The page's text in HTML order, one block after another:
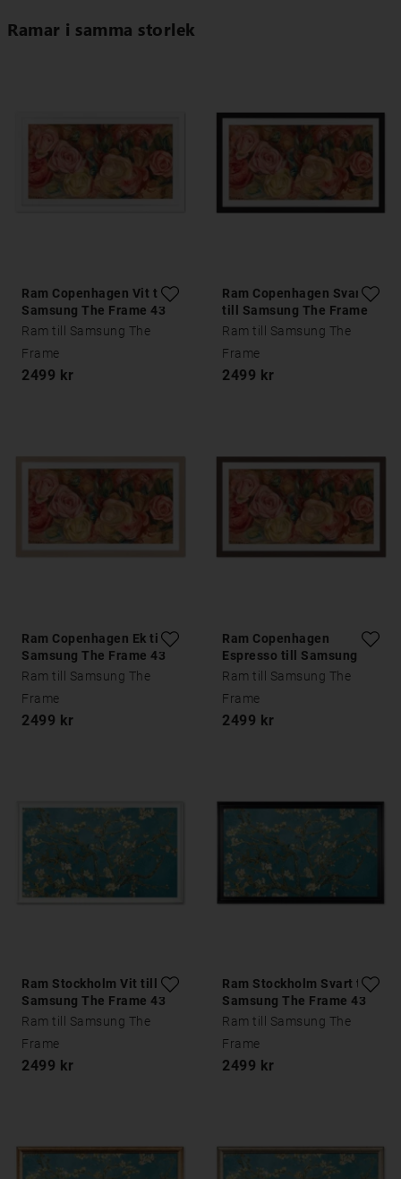
Ramar i samma storlek
Ram Copenhagen Vit till
Samsung The Frame 43
tum
Ram till Samsung The
Frame
2499 kr
Ram Copenhagen Svart
till Samsung The Frame
43 tum
Ram till Samsung The
Frame
2499 kr
Ram Copenhagen Ek till
Samsung The Frame 43
tum
Ram till Samsung The
Frame
2499 kr
Ram Copenhagen
Espresso till Samsung
The Frame 43 tum
Ram till Samsung The
Frame
2499 kr
Ram Stockholm Vit till
Samsung The Frame 43
tum
Ram till Samsung The
Frame
2499 kr
Ram Stockholm Svart till
Samsung The Frame 43
tum
Ram till Samsung The
Frame
2499 kr